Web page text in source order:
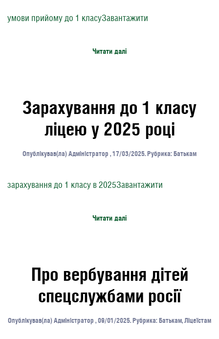
умови прийому до 1 класуЗавантажити
Читати далі
Зарахування до 1 класу
ліцею у 2025 році
Опублікував(ла)Адміністратор ,17/03/2025. Рубрика:Батькам
зарахування до 1 класу в 2025Завантажити
Читати далі
Про вербування дітей
спецслужбами росії
Опублікував(ла)Адміністратор ,09/01/2025. Рубрика:Батькам,Ліцеїстам